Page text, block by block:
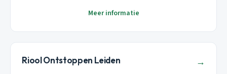
Meer informatie
Riool Ontstoppen Leiden →